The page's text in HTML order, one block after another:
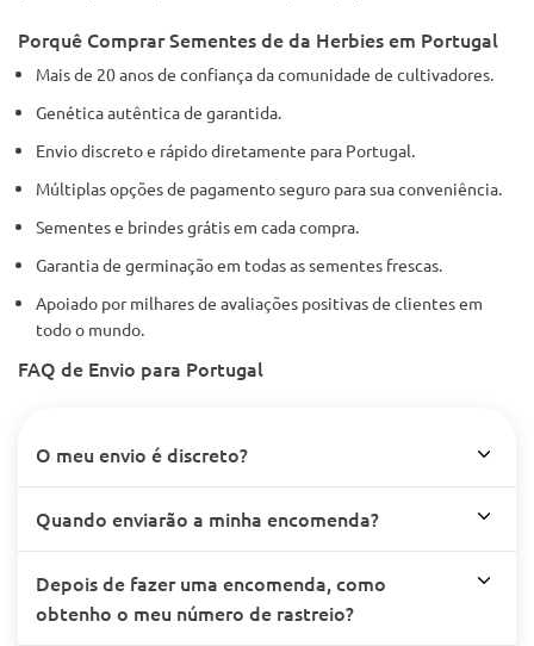
Porquê Comprar Sementes de da Herbies em Portugal
Mais de 20 anos de confiança da comunidade de cultivadores.
Genética autêntica de garantida.
Envio discreto e rápido diretamente para Portugal.
Múltiplas opções de pagamento seguro para sua conveniência.
Sementes e brindes grátis em cada compra.
Garantia de germinação em todas as sementes frescas.
Apoiado por milhares de avaliações positivas de clientes em
todo o mundo.
FAQ de Envio para Portugal
O meu envio é discreto?
Quando enviarão a minha encomenda?
Depois de fazer uma encomenda, como
obtenho o meu número de rastreio?